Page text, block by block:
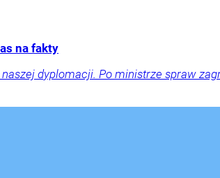
na fakty
dyplomacji. Po ministrze spraw